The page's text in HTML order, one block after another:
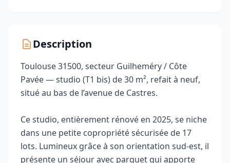
Description
Toulouse 31500, secteur Guilheméry / Côte
Pavée — studio (T1 bis) de 30 m², refait à neuf,
situé au bas de l’avenue de Castres.
Ce studio, entièrement rénové en 2025, se niche
dans une petite copropriété sécurisée de 17
lots. Lumineux grâce à son orientation sud-est, il
présente un séjour avec parquet qui apporte